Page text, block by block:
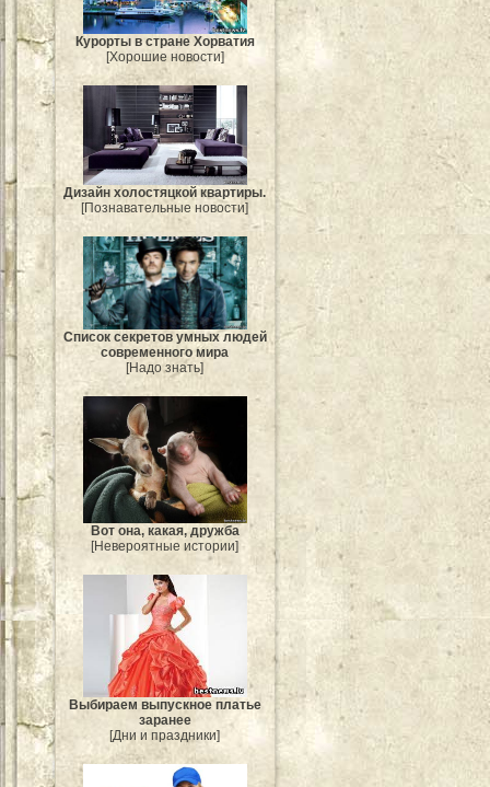
Курорты в стране Хорватия
[Хорошие новости]
Дизайн холостяцкой квартиры.
[Познавательные новости]
Список секретов умных людей
современного мира
[Надо знать]
Вот она, какая, дружба
[Невероятные истории]
Выбираем выпускное платье
заранее
[Дни и праздники]